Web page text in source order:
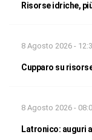
Risorse idriche,
8 Agosto 2026 -
Cupparo su
8 Agosto 2026 -
Latronico: auguri